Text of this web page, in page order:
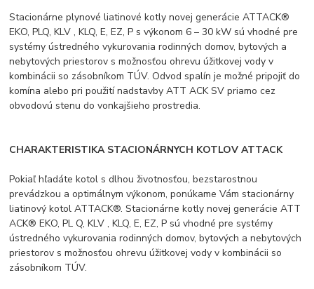
Stacionárne plynové liatinové kotly novej generácie ATTACK®
EKO, PLQ, KLV , KLQ, E, EZ, P s výkonom 6 – 30 kW sú vhodné pre
systémy ústredného vykurovania rodinných domov, bytových a
nebytových priestorov s možnosťou ohrevu úžitkovej vody v
kombinácii so zásobníkom TÚV. Odvod spalín je možné pripojiť do
komína alebo pri použití nadstavby ATT ACK SV priamo cez
obvodovú stenu do vonkajšieho prostredia.
CHARAKTERISTIKA STACIONÁRNYCH KOTLOV ATTACK
Pokiaľ hľadáte kotol s dlhou životnosťou, bezstarostnou
prevádzkou a optimálnym výkonom, ponúkame Vám stacionárny
liatinový kotol ATTACK®. Stacionárne kotly novej generácie ATT
ACK® EKO, PL Q, KLV , KLQ, E, EZ, P sú vhodné pre systémy
ústredného vykurovania rodinných domov, bytových a nebytových
priestorov s možnosťou ohrevu úžitkovej vody v kombinácii so
zásobníkom TÚV.